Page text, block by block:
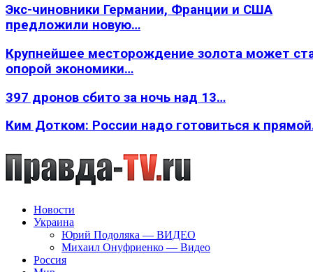
Экс-чиновники Германии, Франции и США
предложили новую…
Крупнейшее месторождение золота может
опорой экономики…
397 дронов сбито за ночь над 13…
Ким Дотком: России надо готовиться к
Новости
Украина
Юрий Подоляка — ВИДЕО
Михаил Онуфриенко — Видео
Россия